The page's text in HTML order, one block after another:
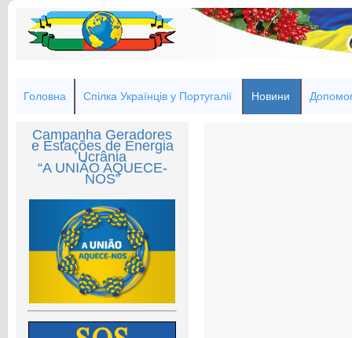
Головна Спілка Українців у Португалії Новини
Campanha Geradores
e Estações de Energia
Ucrânia
“A UNIÃO AQUECE-
NOS”